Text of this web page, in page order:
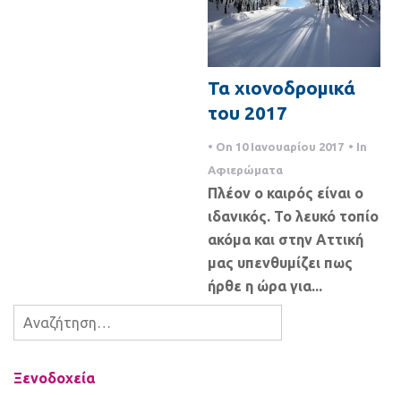
Τα χιονοδρομικά
του 2017
• On 10 Ιανουαρίου 2017 • In
Αφιερώματα
Πλέον ο καιρός είναι ο
ιδανικός. Το λευκό τοπίο
ακόμα και στην Αττική
μας υπενθυμίζει πως
ήρθε η ώρα για...
Αναζήτηση
για:
Ξενοδοχεία